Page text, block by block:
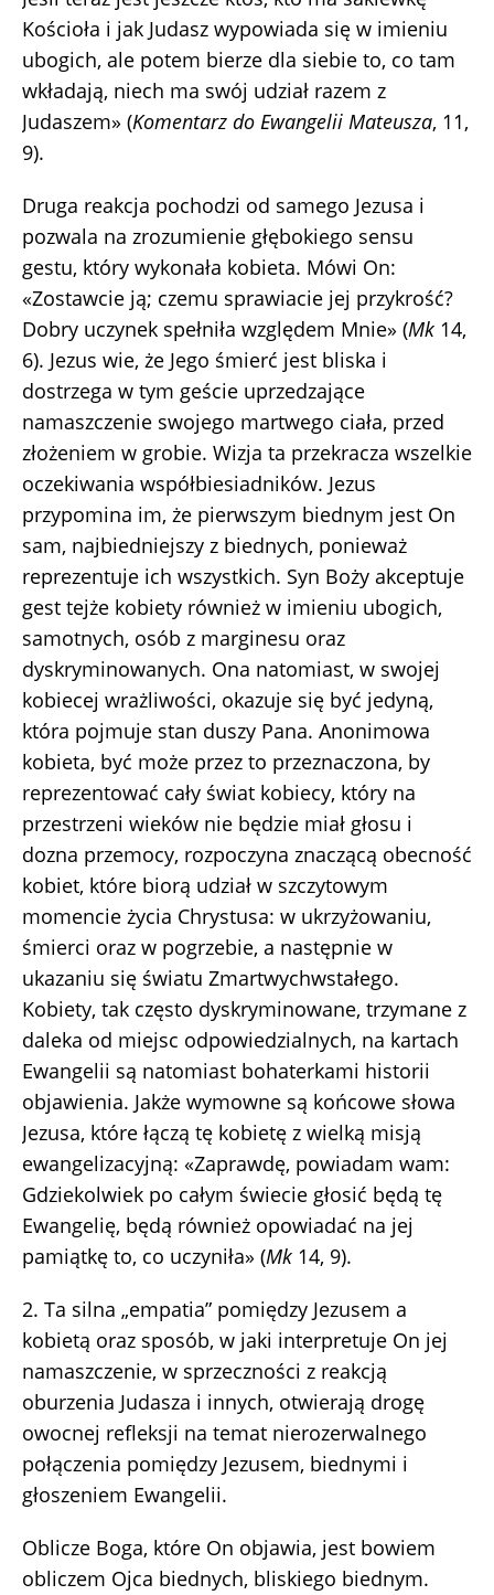
Kościoła i jak Judasz wypowiada się w imieniu
ubogich, ale potem bierze dla siebie to, co tam
wkładają, niech ma swój udział razem z
Judaszem» (Komentarz do Ewangelii Mateusza, 11,
9).
Druga reakcja pochodzi od samego Jezusa i
pozwala na zrozumienie głębokiego sensu
gestu, który wykonała kobieta. Mówi On:
«Zostawcie ją; czemu sprawiacie jej przykrość?
Dobry uczynek spełniła względem Mnie» (Mk 14,
6). Jezus wie, że Jego śmierć jest bliska i
dostrzega w tym geście uprzedzające
namaszczenie swojego martwego ciała, przed
złożeniem w grobie. Wizja ta przekracza wszelkie
oczekiwania współbiesiadników. Jezus
przypomina im, że pierwszym biednym jest On
sam, najbiedniejszy z biednych, ponieważ
reprezentuje ich wszystkich. Syn Boży akceptuje
gest tejże kobiety również w imieniu ubogich,
samotnych, osób z marginesu oraz
dyskryminowanych. Ona natomiast, w swojej
kobiecej wrażliwości, okazuje się być jedyną,
która pojmuje stan duszy Pana. Anonimowa
kobieta, być może przez to przeznaczona, by
reprezentować cały świat kobiecy, który na
przestrzeni wieków nie będzie miał głosu i
dozna przemocy, rozpoczyna znaczącą obecność
kobiet, które biorą udział w szczytowym
momencie życia Chrystusa: w ukrzyżowaniu,
śmierci oraz w pogrzebie, a następnie w
ukazaniu się światu Zmartwychwstałego.
Kobiety, tak często dyskryminowane, trzymane z
daleka od miejsc odpowiedzialnych, na kartach
Ewangelii są natomiast bohaterkami historii
objawienia. Jakże wymowne są końcowe słowa
Jezusa, które łączą tę kobietę z wielką misją
ewangelizacyjną: «Zaprawdę, powiadam wam:
Gdziekolwiek po całym świecie głosić będą tę
Ewangelię, będą również opowiadać na jej
pamiątkę to, co uczyniła» (Mk 14, 9).
2. Ta silna „empatia” pomiędzy Jezusem a
kobietą oraz sposób, w jaki interpretuje On jej
namaszczenie, w sprzeczności z reakcją
oburzenia Judasza i innych, otwierają drogę
owocnej refleksji na temat nierozerwalnego
połączenia pomiędzy Jezusem, biednymi i
głoszeniem Ewangelii.
Oblicze Boga, które On objawia, jest bowiem
obliczem Ojca biednych, bliskiego biednym.